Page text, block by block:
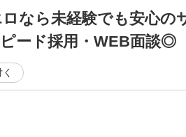
なら未経験でも安心の
ード採用・WEB面談◎